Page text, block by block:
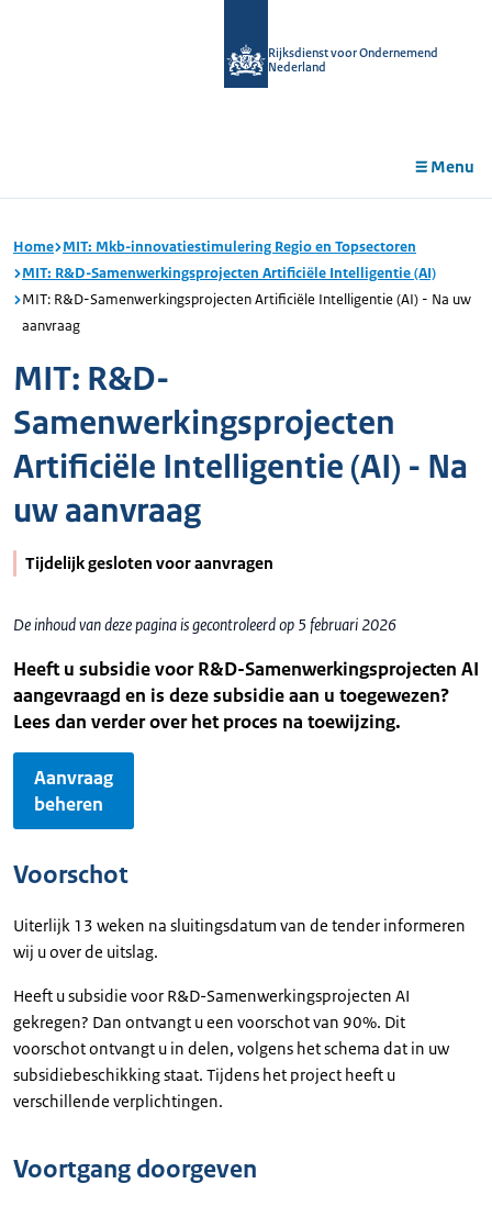
Rijksdienst voor Ondernemend
Nederland
Menu
Home MIT: Mkb-innovatiestimulering Regio en Topsectoren
MIT: R&D-Samenwerkingsprojecten Artificiële Intelligentie (AI)
MIT: R&D-Samenwerkingsprojecten Artificiële Intelligentie (AI) - Na uw
aanvraag
MIT: R&D-
Samenwerkingsprojecten
Artificiële Intelligentie (AI) - Na
uw aanvraag
Tijdelijk gesloten voor aanvragen
De inhoud van deze pagina is gecontroleerd op 5 februari 2026
Heeft u subsidie voor R&D-Samenwerkingsprojecten AI
aangevraagd en is deze subsidie aan u toegewezen?
Lees dan verder over het proces na toewijzing.
Aanvraag
beheren
Voorschot
Uiterlijk 13 weken na sluitingsdatum van de tender informeren
wij u over de uitslag.
Heeft u subsidie voor R&D-Samenwerkingsprojecten AI
gekregen? Dan ontvangt u een voorschot van 90%. Dit
voorschot ontvangt u in delen, volgens het schema dat in uw
subsidiebeschikking staat. Tijdens het project heeft u
verschillende verplichtingen.
Voortgang doorgeven